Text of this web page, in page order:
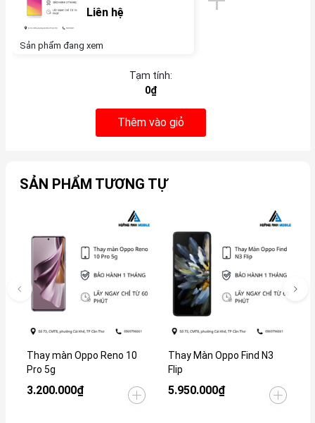
Liên hệ
Sản phẩm đang xem
Tạm tính:
0₫
Thêm vào giỏ
SẢN PHẨM TƯƠNG TỰ
Thay màn Oppo Reno 10
Pro 5g
3.200.000₫
Thay Màn Oppo Find N3
Flip
5.950.000₫